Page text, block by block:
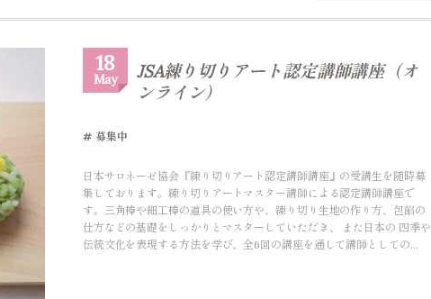
18
May
JSA練り切りアート認定講師講座（オ
ンライン）
募集中
日本サロネーゼ協会『練り切りアート認定講師講座』の受講生を随時募
集しております。練り切りアートマスター講師による認定講師講座で
す。三角棒や細工棒の道具の使い方や、練り切り生地の作り方、包餡の
仕方などの基礎をしっかりとマスターしていただき、 また日本の 四季や
伝統文化を表現する方法を学び、全6回の講座を通して講師としての...